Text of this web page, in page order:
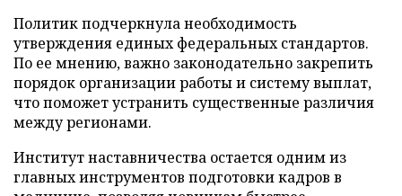
Политик подчеркнула необходимость
утверждения единых федеральных стандартов.
По ее мнению, важно законодательно закрепить
порядок организации работы и систему выплат,
что поможет устранить существенные различия
между регионами.
Институт наставничества остается одним из
главных инструментов подготовки кадров в